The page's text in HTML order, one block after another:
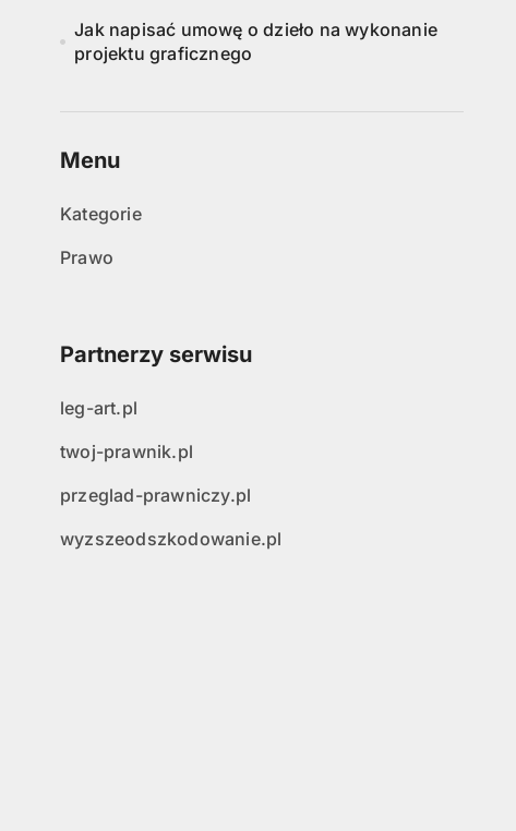
Jak napisać umowę o dzieło na wykonanie
projektu graficznego
Menu
Kategorie
Prawo
Partnerzy serwisu
leg-art.pl
twoj-prawnik.pl
przeglad-prawniczy.pl
wyzszeodszkodowanie.pl